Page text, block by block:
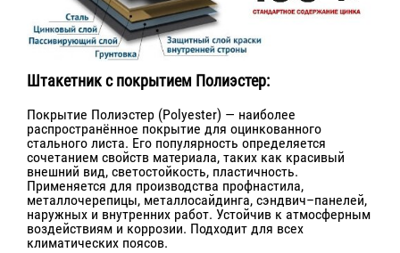
Штакетник с покрытием Полиэстер:
Покрытие Полиэстер (Polyester) — наиболее
распространённое покрытие для оцинкованного
стального листа. Его популярность определяется
сочетанием свойств материала, таких как красивый
внешний вид, светостойкость, пластичность.
Применяется для производства профнастила,
металлочерепицы, металлосайдинга, сэндвич–панелей,
наружных и внутренних работ. Устойчив к атмосферным
воздействиям и коррозии. Подходит для всех
климатических поясов.